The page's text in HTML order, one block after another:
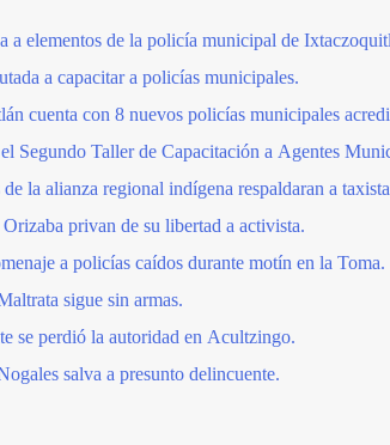
a elementos de la policía municipal de
a capacitar a policías municipales.
cuenta con 8 nuevos policías municipales
Segundo Taller de Capacitación a Agentes
de la alianza regional indígena respaldaran a
privan de su libertad a activista.
a policías caídos durante motín en la Toma.
sigue sin armas.
se perdió la autoridad en Acultzingo.
salva a presunto delincuente.